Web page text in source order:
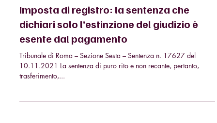
20 dic 2021
Imposta di registro: la sentenza che
dichiari solo l’estinzione del giudizio è
esente dal pagamento
Tribunale di Roma – Sezione Sesta – Sentenza n. 17627 del
trasferimento,...